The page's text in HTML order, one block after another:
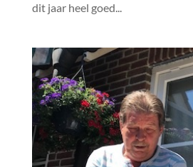
dit jaar heel goed...